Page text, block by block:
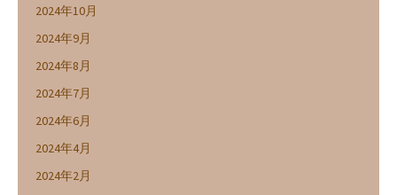
2024年10月
2024年9月
2024年8月
2024年7月
2024年6月
2024年4月
2024年2月